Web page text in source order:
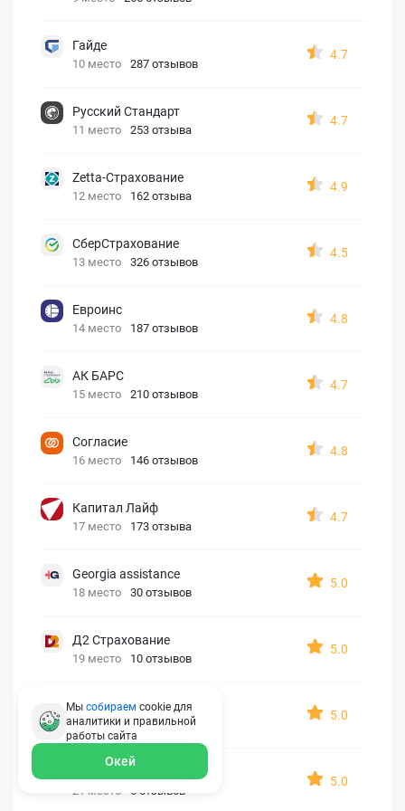
Гайде
10 место 287 отзывов
4.7
Русский Стандарт
11 место 253 отзыва
4.7
Zetta-Страхование
12 место 162 отзыва
4.9
СберСтрахование
13 место 326 отзывов
4.5
Евроинс
14 место 187 отзывов
4.8
АК БАРС
15 место 210 отзывов
4.7
Согласие
16 место 146 отзывов
4.8
Капитал Лайф
17 место 173 отзыва
4.7
Georgia assistance
18 место 30 отзывов
5.0
Д2 Страхование
19 место 10 отзывов
5.0
АйАйСи
20 место 7 отзывов
5.0
21 место 6 отзывов
5.0
Мы собираем cookie для
аналитики и правильной
работы сайта
Окей